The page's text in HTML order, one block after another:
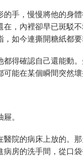
的手，慢慢將他的身
在，內裡卻早已斑駁
如今連撕開糖紙都要
都得確認自己還能動
能在某個瞬間突然壞
。
醫院的病床上放的。
病房的洗手間，從口